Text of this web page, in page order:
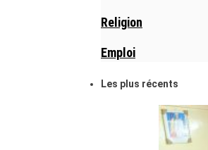
Religion
Emploi
Les plus récents